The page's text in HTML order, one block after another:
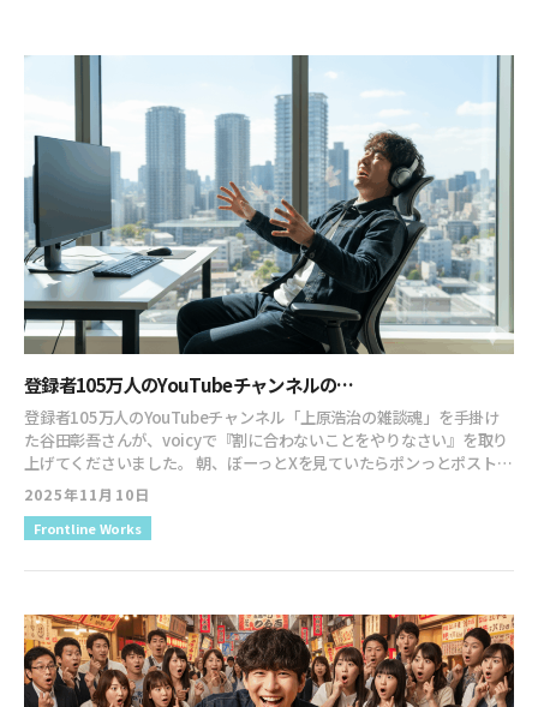
登録者105万人のYouTubeチャンネルの…
登録者105万人のYouTubeチャンネル「上原浩治の雑談魂」を手掛け
た谷田彰吾さんが、voicyで『割に合わないことをやりなさい』を取り
上げてくださいました。 朝、ぼーっとXを見ていたらポンっとポストが
流れてきたんですよ。 で、voicyを聞いてみたら、冒頭の「まだ読んで
おりません」で猛烈にズッコケたのですが… それでも、20分にわたっ
て話されていた内容が、まさに著者として伝えたかったことを的確に
切にするのか？」を考えると、自然と同じ答えにたどり着くのですね。
『割に合わないことをやりなさい』（小玉歩著）が時代を捉えすぎて
る件 そしてそして！ 出版記念講演会が、今週末に迫ってきました。 小
玉を祝いに来てくださいな！ ↓ ↓ ↓
2025年11月10日
Frontline Works